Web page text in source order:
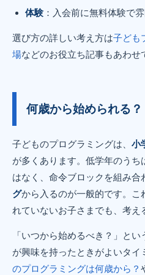
体験 ：入会前に無料体験で
選び方の詳しい考え方は子ども
場などのお役立ち記事もあわせ
何歳から始められる？
子どものプログラミングは、 小
が多くあります。低学年のう
はなく、命令ブロックを組み合
グから入るのが一般的です。
れていないお子さまでも、考え
「いつから始めるべき？」と
が興味を持ったときがよいタイ
のプログラミングは何歳から？